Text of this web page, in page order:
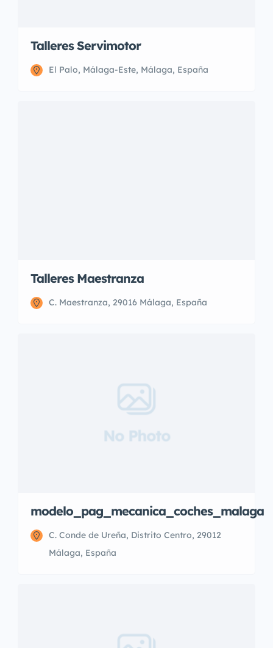
Talleres Servimotor
El Palo, Málaga-Este, Málaga, España
Talleres Maestranza
C. Maestranza, 29016 Málaga, España
No Photo
modelo_pag_mecanica_coches_malaga
C. Conde de Ureña, Distrito Centro, 29012
Málaga, España